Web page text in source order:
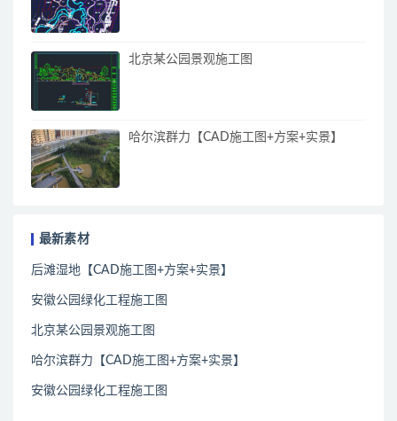
北京某公园景观施工图
哈尔滨群力【CAD施工图+方案+实景】
最新素材
后滩湿地【CAD施工图+方案+实景】
安徽公园绿化工程施工图
北京某公园景观施工图
哈尔滨群力【CAD施工图+方案+实景】
安徽公园绿化工程施工图